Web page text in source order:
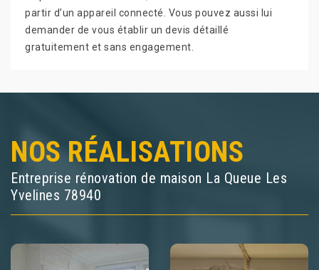
partir d’un appareil connecté. Vous pouvez aussi lui
demander de vous établir un devis détaillé
gratuitement et sans engagement.
NOS RÉALISATIONS
Entreprise rénovation de maison La Queue Les
Yvelines 78940